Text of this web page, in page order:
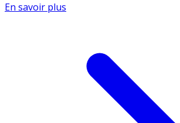
En savoir plus